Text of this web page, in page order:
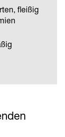
fleißig